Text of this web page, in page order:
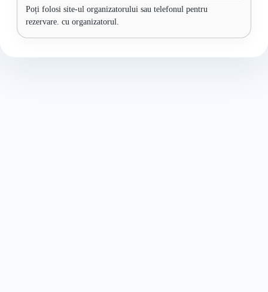
Poți folosi site-ul organizatorului sau telefonul pentru
rezervare. cu organizatorul.